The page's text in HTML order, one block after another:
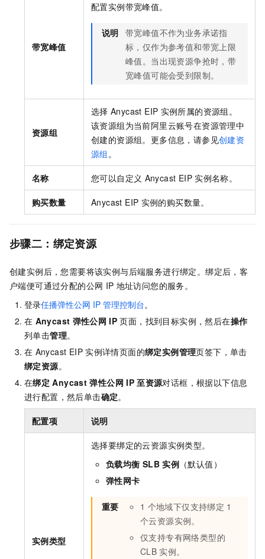
带宽峰值
配置实例带宽峰值。
说明 带宽峰值不作为业务承诺指
标，仅作为参考值和带宽上限
峰值。当出现资源争抢时，带
宽峰值可能会受到限制。
资源组
选择 Anycast EIP 实例所属的资源组。
该资源组为当前阿里云账号在资源管理中
创建的资源组。更多信息，请参见创建资
源组 。
名称 您可以自定义 Anycast EIP 实例名称。
购买数量 Anycast EIP 实例的购买数量。
步骤二：绑定资源
创建实例后，您需要将该实例与后端服务进行绑定。绑定后，客
户端便可通过分配的公网 IP 地址访问您的服务。
登录任播弹性公网 IP 管理控制台。
在 Anycast 弹性公网 IP 页面，找到目标实例，然后在操作
列单击管理。
在 Anycast EIP 实例详情页面的绑定实例管理页签下，单击
绑定资源。
在绑定 Anycast 弹性公网 IP 至资源对话框，根据以下信息
进行配置，然后单击确定。
配置项 说明
实例类型
选择要绑定的云资源实例类型。
负载均衡 SLB 实例 （默认值）
弹性网卡
重要 1 个地域下仅支持绑定 1
个云资源实例。
仅支持专有网络类型的
CLB 实例。